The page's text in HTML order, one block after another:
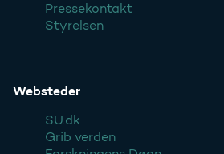
Pressekontakt
Styrelsen
Websteder
SU.dk
Grib verden